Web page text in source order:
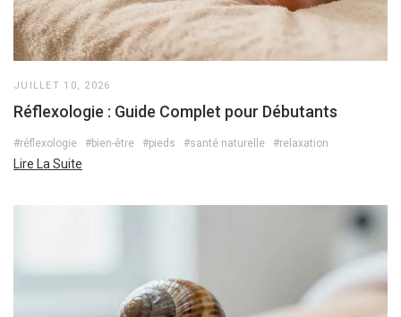
JUILLET 10, 2026
Réflexologie : Guide Complet pour Débutants
#réflexologie #bien-être #pieds #santé naturelle #relaxation
Lire La Suite